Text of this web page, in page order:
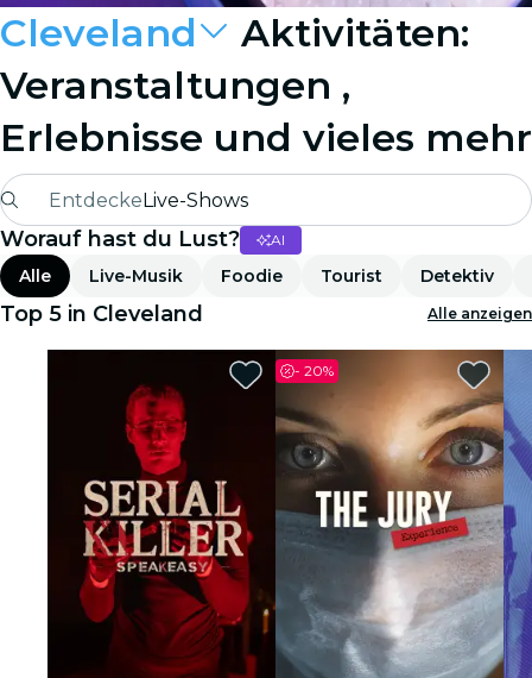
Cleveland
Aktivitäten:
Veranstaltungen ,
Erlebnisse und vieles mehr
EntdeckeLive-Shows
Madrid
Candlelight
London
Erlebnisse und Städte
São Paulo
Seoul
Stadttouren
Konzerte
Worauf hast du Lust? AI
Alle Live-Musik Foodie Tourist Detektiv
Top 5 in Cleveland Alle anzeigen
- 20%